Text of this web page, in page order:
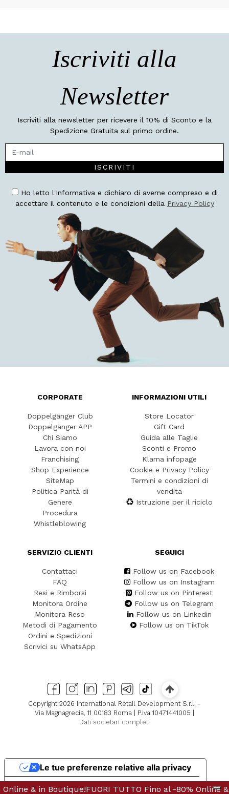
& in Boutique!FUORI TUTTO Fino al -80% Online & in
Iscriviti alla
Newsletter
Iscriviti alla newsletter per ricevere il 10% di Sconto e la
Spedizione Gratuita sul primo ordine.
ISCRIVITI
Ho letto l'Informativa e dichiaro di averne compreso e di
accettare il contenuto e le condizioni della Privacy Policy
CORPORATE
Doppelgänger Club
Doppelgänger APP
Chi Siamo
Lavora con noi
Franchising
Shop Experience
SiteMap
Politica Parità di
Genere
Procedura
Whistleblowing
INFORMAZIONI UTILI
Store Locator
Gift Card
Guida alle Taglie
Sconti e Promo
Klarna infopage
Cookie e Privacy Policy
Termini e condizioni di
vendita
Istruzione per il riciclo
SERVIZIO CLIENTI
Contattaci
FAQ
Resi e Rimborsi
Monitora Ordine
Monitora Reso
Metodi di Pagamento
Ordini e Spedizioni
Scrivici su WhatsApp
SEGUICI
Follow us on Facebook
Follow us on Instagram
Follow us on Pinterest
Follow us on Telegram
Follow us on Linkedin
Follow us on TikTok
Copyright 2026 International Retail Development S.r.l. -
Via Magnagrecia, 11 00183 Roma | P.iva 10471441005 |
Dati societari completi
& in Boutique!FUORI TUTTO Fino al -80% Online &
Informativa sulla raccolta
Le tue preferenze relative alla privacy